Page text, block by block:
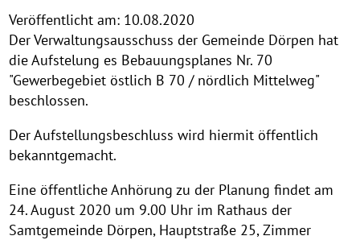
Veröffentlicht am: 10.08.2020
Der Verwaltungsausschuss der Gemeinde Dörpen hat
die Aufstelung es Bebauungsplanes Nr. 70
"Gewerbegebiet östlich B 70 / nördlich Mittelweg"
beschlossen.
Der Aufstellungsbeschluss wird hiermit öffentlich
bekanntgemacht.
Eine öffentliche Anhörung zu der Planung findet am
24. August 2020 um 9.00 Uhr im Rathaus der
Samtgemeinde Dörpen, Hauptstraße 25, Zimmer